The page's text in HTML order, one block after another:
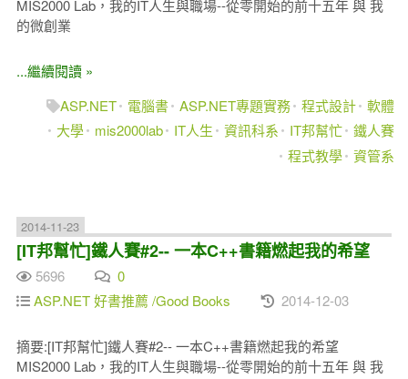
MIS2000 Lab，我的IT人生與職場--從零開始的前十五年 與 我
的微創業
...繼續閱讀 »
ASP.NET
電腦書 ASP.NET專題實務 程式設計 軟體
大學
mis2000lab IT人生 資訊科系 IT邦幫忙 鐵人賽
程式教學 資管系
2014-11-23
[IT邦幫忙]鐵人賽#2-- 一本C++書籍燃起我的希望
5696
0
ASP.NET 好書推薦 /Good Books
2014-12-03
摘要:[IT邦幫忙]鐵人賽#2-- 一本C++書籍燃起我的希望
MIS2000 Lab，我的IT人生與職場--從零開始的前十五年 與 我